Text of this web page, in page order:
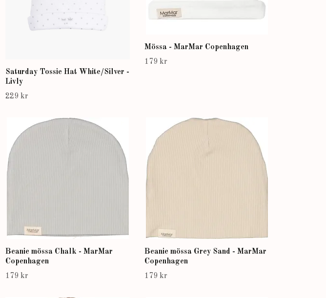
Saturday Tossie Hat White/Silver -
Livly
229 kr
Mössa - MarMar Copenhagen
179 kr
Beanie mössa Chalk - MarMar
Copenhagen
179 kr
Beanie mössa Grey Sand - MarMar
Copenhagen
179 kr